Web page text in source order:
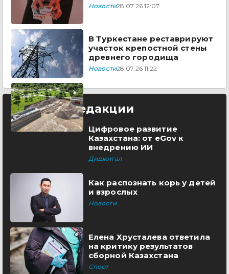
Новости28.07.26 12:07
В Туркестане реставрируют
участок крепостной стены
древнего городища
Новости28.07.26 11:22
Выбор редакции
Цифровое развитие
Казахстана: от eGov к
внедрению ИИ
Диджитал
Как распознать корь у детей
и взрослых
Новости
Елена Хрусталева ответила
на критику результатов
сборной Казахстана
Спорт